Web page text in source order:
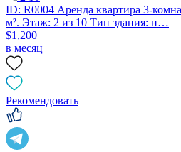
ID: R0004 Аренда квартира 3-
м². Этаж: 2 из 10 Тип здания: н…
$1,200
в месяц
Рекомендовать